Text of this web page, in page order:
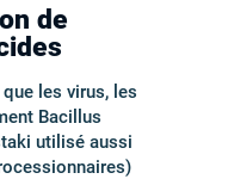
de
les virus, les
Bacillus
utilisé aussi